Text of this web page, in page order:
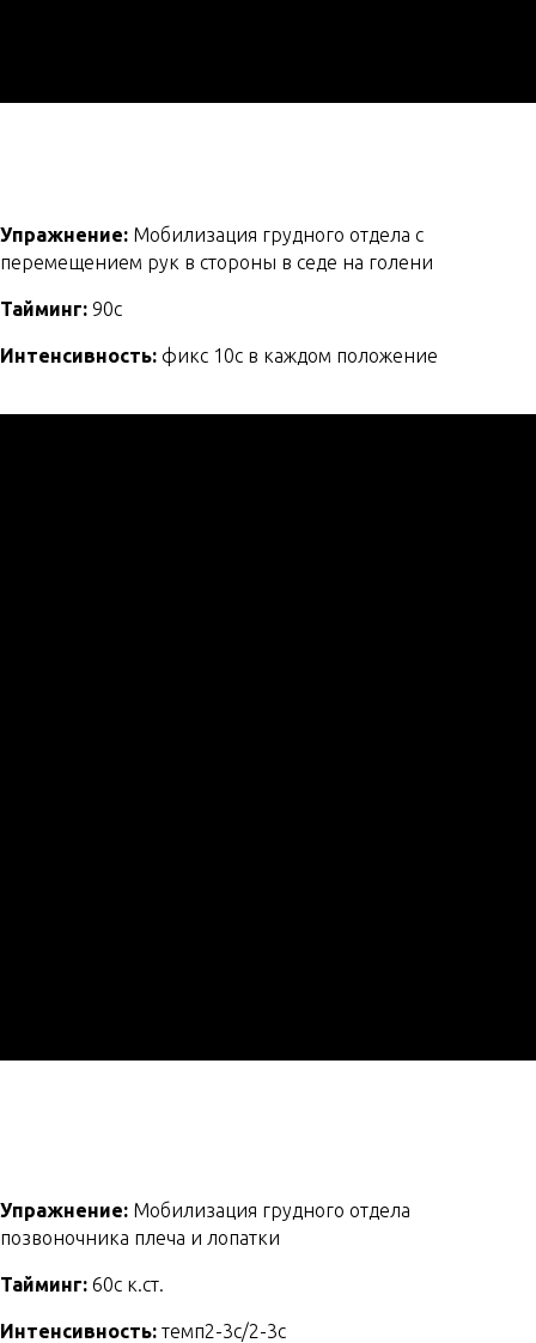
Упражнение: Мобилизация грудного отдела с
перемещением рук в стороны в седе на голени
Тайминг: 90с
Интенсивность: фикс 10с в каждом положение
Упражнение: Мобилизация грудного отдела
позвоночника плеча и лопатки
Тайминг: 60с к.ст.
Интенсивность: темп2-3с/2-3с